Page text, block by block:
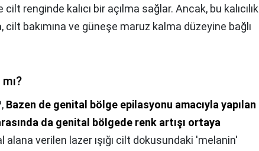
renginde kalıcı bir açılma sağlar. Ancak, bu kalıcılık
cilt bakımına ve güneşe maruz kalma düzeyine bağlı
Bazen de genital bölge epilasyonu amacıyla yapılan
da genital bölgede renk artışı ortaya
alana verilen lazer ışığı cilt dokusundaki 'melanin'